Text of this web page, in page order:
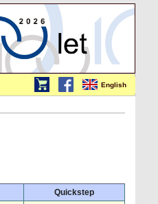
English
Quickstep